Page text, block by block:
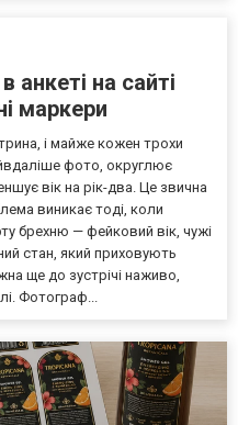
анкеті на сайті
маркери
і майже кожен трохи
фото, округлює
вік на рік-два. Це звична
виникає тоді, коли
брехню — фейковий вік, чужі
стан, який приховують
ще до зустрічі наживо,
Фотограф...